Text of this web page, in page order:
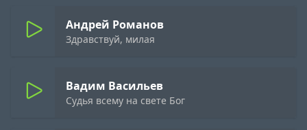
Андрей Романов
Здравствуй, милая
Вадим Васильев
Судья всему на свете Бог